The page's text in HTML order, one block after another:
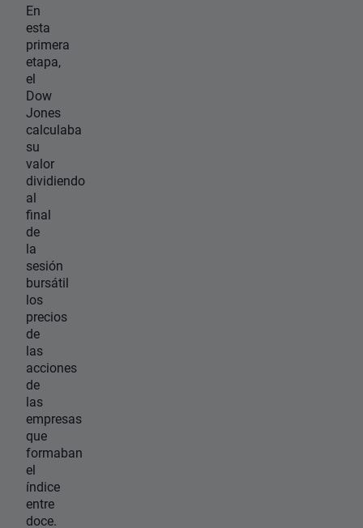
En
esta
primera
etapa,
el
Dow
Jones
calculaba
su
valor
dividiendo
al
final
de
la
sesión
bursátil
los
precios
de
las
acciones
de
las
empresas
que
formaban
el
índice
entre
doce.